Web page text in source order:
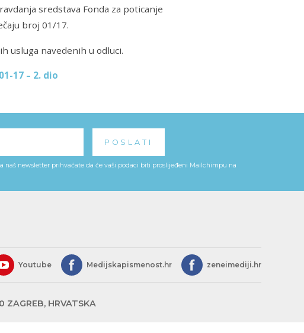
sredstava Fonda za poticanje
broj 01/17.
usluga navedenih u odluci.
17 – 2. dio
newsletter prihvaćate da će vaši podaci biti proslijeđeni Mailchimpu na
Youtube Medijskapismenost.hr zeneimediji.hr
ZAGREB, HRVATSKA